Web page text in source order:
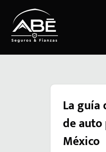
Saltar
al
La
de
México